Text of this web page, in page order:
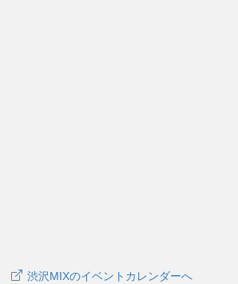
渋沢MIXのイベントカレンダーへ